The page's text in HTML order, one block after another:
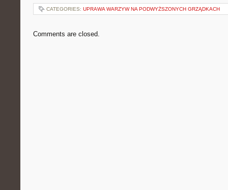
CATEGORIES: UPRAWA WARZYW NA PODWYŻSZONYCH GRZĄDKACH
Comments are closed.